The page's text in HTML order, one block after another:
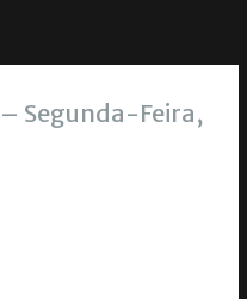
Segunda-Feira,